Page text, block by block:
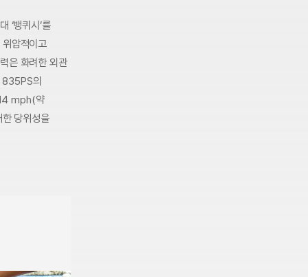
‘뱅퀴시’를
압적이고
은 화려한 외관
835PS의
mph(약
당위성을